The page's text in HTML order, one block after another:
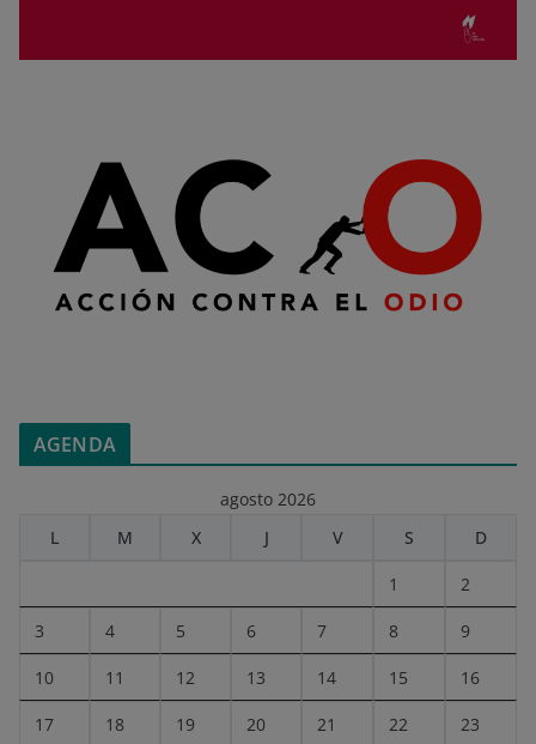
AGENDA
agosto 2026
L
M X J V S D
1 2
3 4 5 6 7 8 9
10 11 12 13 14 15 16
17 18 19 20 21 22 23